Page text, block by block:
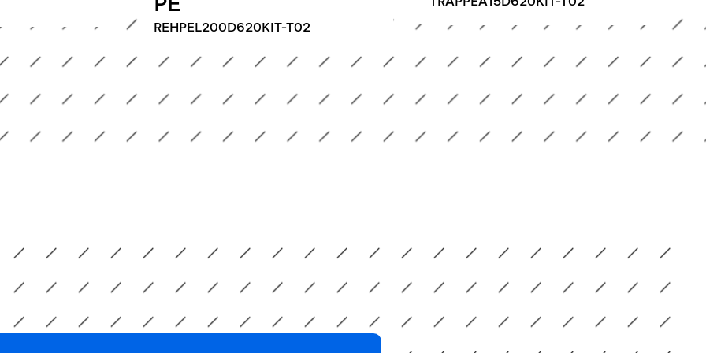
REHPEL200D620KIT-T02